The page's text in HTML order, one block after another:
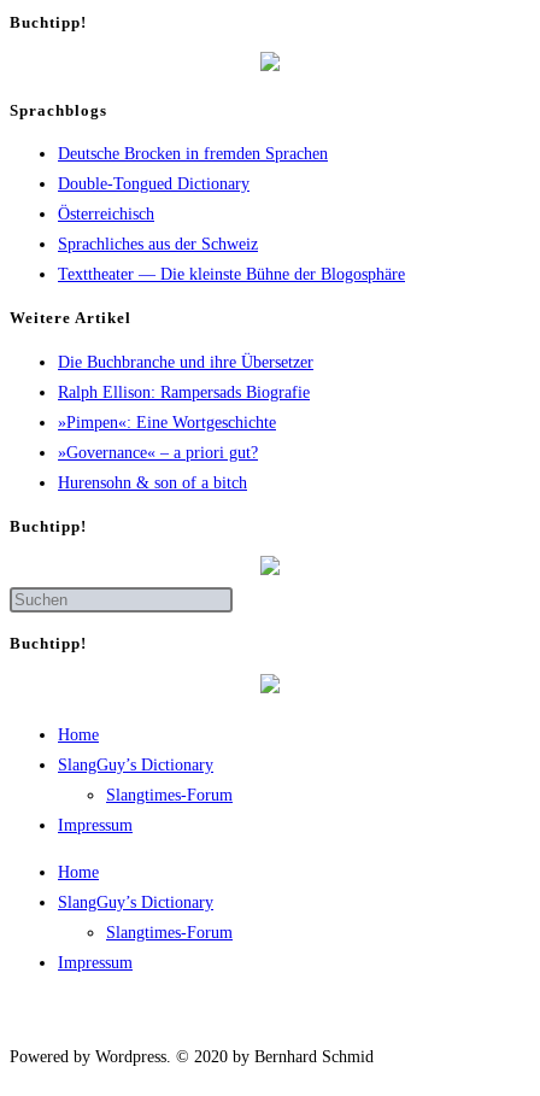
Buch­tipp!
Sprachblogs
Deutsche Brocken in fremden Sprachen
Double-Tongued Dictionary
Österreichisch
Sprachliches aus der Schweiz
Texttheater — Die kleinste Bühne der Blogosphäre
Wei­te­re Artikel
Die Buch­bran­che und ihre Übersetzer
Ralph Elli­son: Ram­pers­ads Biografie
»Pim­pen«: Eine Wortgeschichte
»Gover­nan­ce« – a prio­ri gut?
Huren­sohn & son of a bitch
Buch­tipp!
Buch­tipp!
Home
SlangGuy’s Dic­tion­a­ry
Slang­times-Forum
Impres­sum
Home
SlangGuy’s Dic­tion­a­ry
Slang­times-Forum
Impres­sum
Powered by Wordpress. © 2020 by Bernhard Schmid